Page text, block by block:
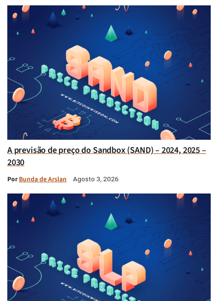
A previsão de preço do Sandbox (SAND) – 2024, 2025 –
2030
PorBunda de Arslan Agosto 3, 2026